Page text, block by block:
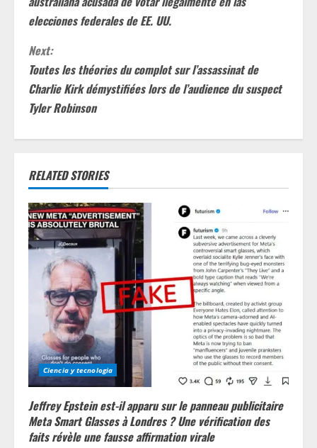
n
t
i
n
u
e
R
e
a
n
g
elecciones federales de EE. UU.
Next:
Toutes les théories du complot sur l’assassinat de
Charlie Kirk démystifiées lors de l’audience du suspect
Tyler Robinson
RELATED STORIES
Ciencia y tecnologia
Jeffrey Epstein est-il apparu sur le panneau publicitaire
Meta Smart Glasses à Londres ? Une vérification des
faits révèle une fausse affirmation virale